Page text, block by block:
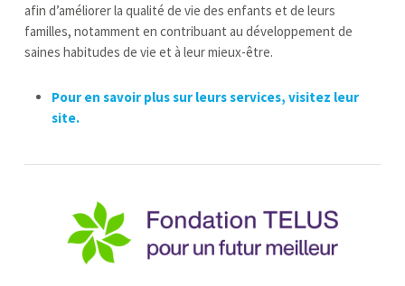
afin d’améliorer la qualité de vie des enfants et de leurs
familles, notamment en contribuant au développement de
saines habitudes de vie et à leur mieux-être.
Pour en savoir plus sur leurs services, visitez leur
site.